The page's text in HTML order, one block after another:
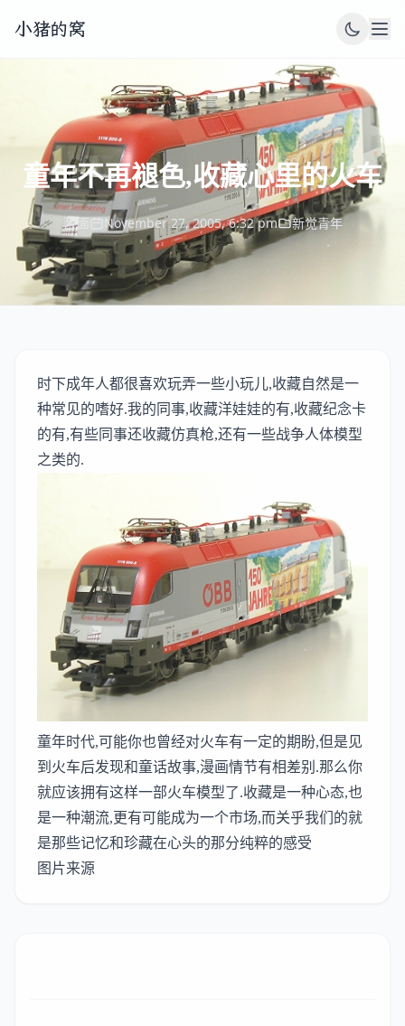
小猪的窝
童年不再褪色,收藏心里的火车
面 November 27, 2005, 6:32 pm 新觉青年
时下成年人都很喜欢玩弄一些小玩儿,收藏自然是一
种常见的嗜好.我的同事,收藏洋娃娃的有,收藏纪念卡
的有,有些同事还收藏仿真枪,还有一些战争人体模型
之类的.
童年时代,可能你也曾经对火车有一定的期盼,但是见
到火车后发现和童话故事,漫画情节有相差别.那么你
就应该拥有这样一部火车模型了.收藏是一种心态,也
是一种潮流,更有可能成为一个市场,而关乎我们的就
是那些记忆和珍藏在心头的那分纯粹的感受
图片来源